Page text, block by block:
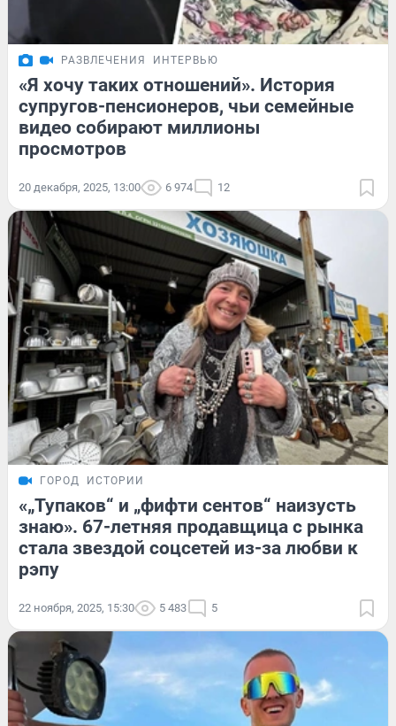
РАЗВЛЕЧЕНИЯ ИНТЕРВЬЮ
«Я хочу таких отношений». История
супругов-пенсионеров, чьи семейные
видео собирают миллионы
просмотров
20 декабря, 2025, 13:00 6 974 12
ГОРОД ИСТОРИИ
«„Тупаков“ и „фифти сентов“ наизусть
знаю». 67-летняя продавщица с рынка
стала звездой соцсетей из-за любви к
рэпу
22 ноября, 2025, 15:30 5 483 5